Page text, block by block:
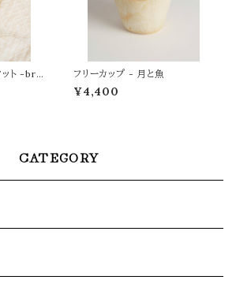
ット -bro
フリーカップ - 月と魚
¥4,400
CATEGORY